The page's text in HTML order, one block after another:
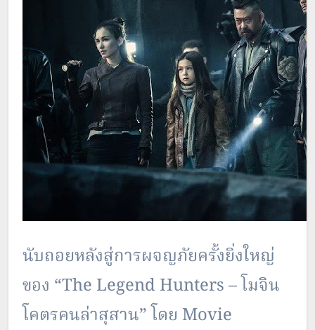
นับถอยหลังสู่การผจญภัยครั้งยิ่งใหญ่
ของ “The Legend Hunters – โมจิน
โคตรคนล่าสุสาน” โดย Movie